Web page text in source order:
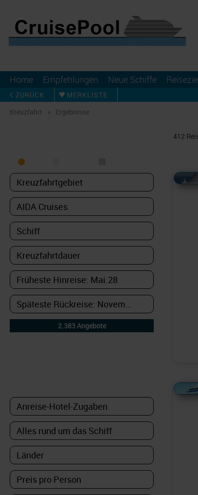
Home Empfehlungen Neue Schiffe
ZURÜCK
MERKLISTE
Kreuzfahrt
Ergebnisse
412
Alles
Alles